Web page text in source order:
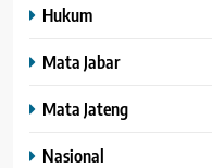
Hukum
Mata Jabar
Mata Jateng
Nasional